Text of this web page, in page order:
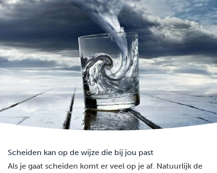
Scheiden kan op de wijze die bij jou past
Als je gaat scheiden komt er veel op je af. Natuurlijk de